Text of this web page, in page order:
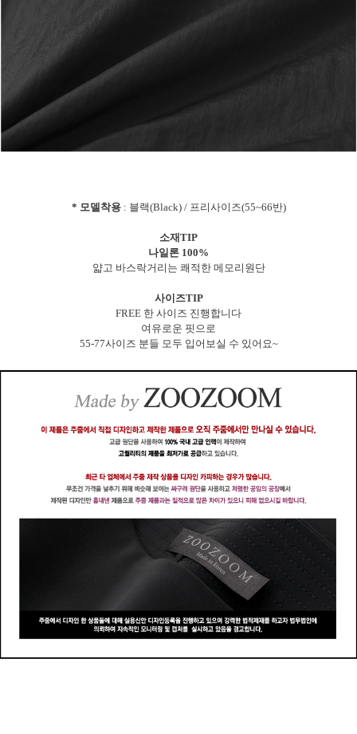
* 모델착용: 블랙(Black) / 프리사이즈(55~66반)
소재TIP
나일론 100%
얇고 바스락거리는 쾌적한 메모리원단
사이즈TIP
FREE 한 사이즈 진행합니다
여유로운 핏으로
55-77사이즈 분들 모두 입어보실 수 있어요~